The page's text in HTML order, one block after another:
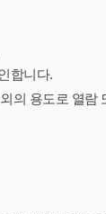
합니다.
의 용도로 열람